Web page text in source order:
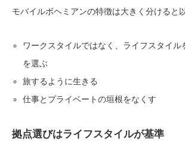
モバイルボヘミアンの特徴は大きく分けると
ワークスタイルではなく、ライフスタイル
を選ぶ
旅するように生きる
仕事とプライベートの垣根をなくす
拠点選びはライフスタイルが基準